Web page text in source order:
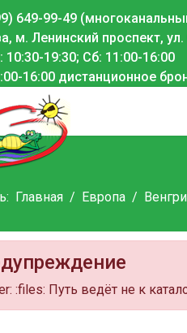
649-99-49
м. Ленинский проспект,
10:30-19:30; Сб: 11:00-16:00
16:00 дистанционное
Главная Европа
:files: Путь ведёт не к